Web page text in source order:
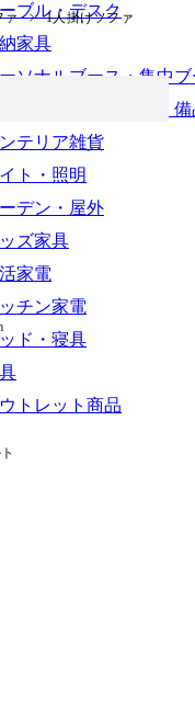
ブル・デスク
家具
ソナルブース・集中
フィスアクセサリー・
テリア雑貨
ト・照明
デン・屋外
ズ家具
家電
チン家電
ド・寝具
トレット商品
ァ 1人掛けソファ